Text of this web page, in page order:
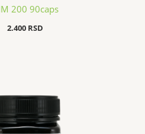
200 90caps
2.400 RSD